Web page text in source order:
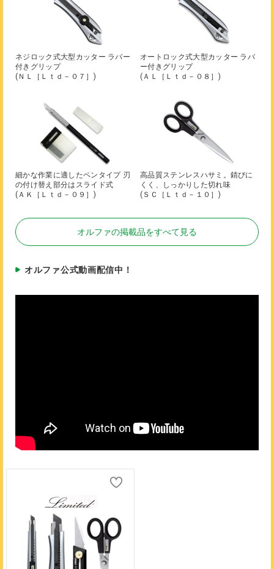
ネジロック式大型カッター ラバー
付きグリップ
(ＮＬ［Ｌｔｄ－０７］)
オートロック式大型カッター ラバ
ー付きグリップ
(ＡＬ［Ｌｔｄ－０８］)
細かな作業に適したペンタイプ 刃
の付け替え部分はスライド式
(ＡＫ［Ｌｔｄ－０９］)
高品質ステンレスハサミ。錆びに
くく、しっかりした切れ味
(ＳＣ［Ｌｔｄ－１０］)
オルファの掲載品をすべて見る
オルファ公式動画配信中！